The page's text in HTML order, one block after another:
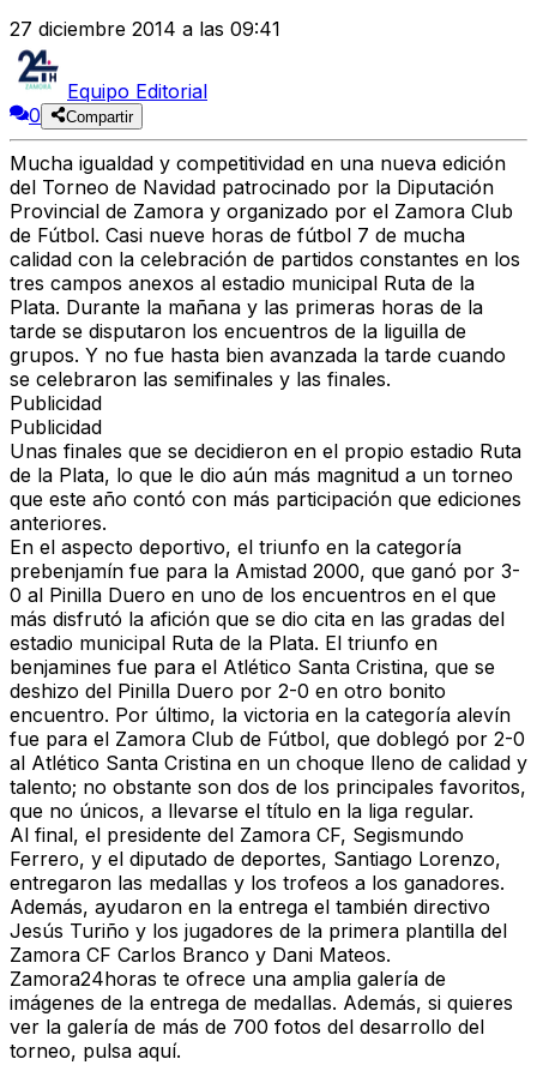
27 diciembre 2014 a las 09:41
Equipo Editorial
0
Compartir
Mucha igualdad y competitividad en una nueva edición
del Torneo de Navidad patrocinado por la Diputación
Provincial de Zamora y organizado por el Zamora Club
de Fútbol. Casi nueve horas de fútbol 7 de mucha
calidad con la celebración de partidos constantes en los
tres campos anexos al estadio municipal Ruta de la
Plata. Durante la mañana y las primeras horas de la
tarde se disputaron los encuentros de la liguilla de
grupos. Y no fue hasta bien avanzada la tarde cuando
se celebraron las semifinales y las finales.
Publicidad
Publicidad
Unas finales que se decidieron en el propio estadio Ruta
de la Plata, lo que le dio aún más magnitud a un torneo
que este año contó con más participación que ediciones
anteriores.
En el aspecto deportivo, el triunfo en la categoría
prebenjamín fue para la Amistad 2000, que ganó por 3-
0 al Pinilla Duero en uno de los encuentros en el que
más disfrutó la afición que se dio cita en las gradas del
estadio municipal Ruta de la Plata. El triunfo en
benjamines fue para el Atlético Santa Cristina, que se
deshizo del Pinilla Duero por 2-0 en otro bonito
encuentro. Por último, la victoria en la categoría alevín
fue para el Zamora Club de Fútbol, que doblegó por 2-0
al Atlético Santa Cristina en un choque lleno de calidad y
talento; no obstante son dos de los principales favoritos,
que no únicos, a llevarse el título en la liga regular.
Al final, el presidente del Zamora CF, Segismundo
Ferrero, y el diputado de deportes, Santiago Lorenzo,
entregaron las medallas y los trofeos a los ganadores.
Además, ayudaron en la entrega el también directivo
Jesús Turiño y los jugadores de la primera plantilla del
Zamora CF Carlos Branco y Dani Mateos.
Zamora24horas te ofrece una amplia galería de
imágenes de la entrega de medallas. Además, si quieres
ver la galería de más de 700 fotos del desarrollo del
torneo, pulsa aquí.